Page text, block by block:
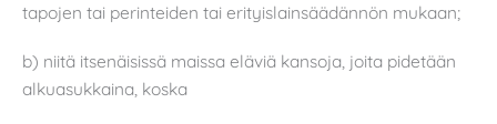
tapojen tai perinteiden tai erityislainsäädännön mukaan;
b) niitä itsenäisissä maissa eläviä kansoja, joita pidetään
alkuasukkaina, koska